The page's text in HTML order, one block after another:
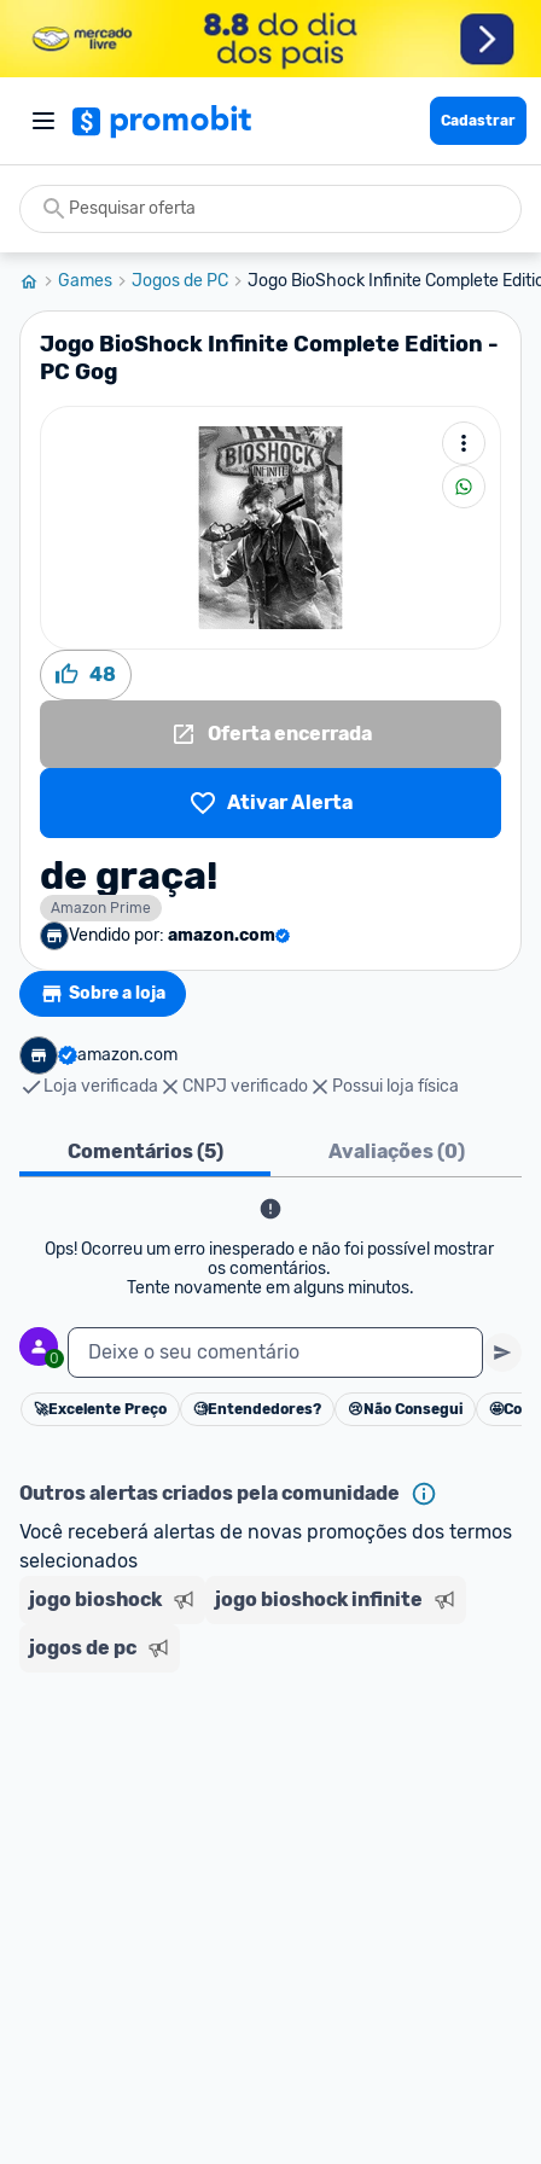
Cadastrar
Games Jogos de PC Jogo BioShock Infinite Complete
Jogo BioShock Infinite Complete Edition -
PC Gog
48
Oferta encerrada
Ativar Alerta
de graça!
Amazon Prime
Vendido por: amazon.com
Sobre a loja
amazon.com
Loja verificada
CNPJ verificado Possui loja física
Comentários (5) Avaliações (0)
Ops! Ocorreu um erro inesperado e não foi possível mostrar
os comentários.
Tente novamente em alguns minutos.
0 Deixe o seu comentário
Cancelar
🚀Excelente Preço 🧐Entendedores? 😢 Não Consegui 🤩
Outros alertas criados pela comunidade
Você receberá alertas de novas promoções dos termos
selecionados
jogo bioshock
jogo bioshock infinite
jogos de pc